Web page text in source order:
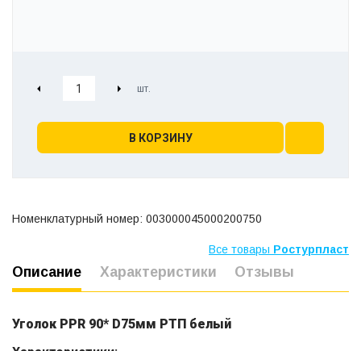
В КОРЗИНУ
Номенклатурный номер: 003000045000200750
Все товары Ростурпласт
Описание Характеристики Отзывы
Уголок PPR 90* D75мм РТП белый